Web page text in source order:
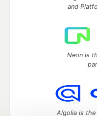
and
Neon is
Algolia is